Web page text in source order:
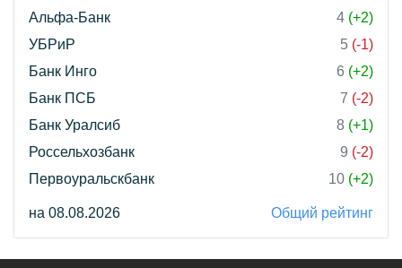
Альфа-Банк
4 (+2)
УБРиР
5 (-1)
Банк Инго
6 (+2)
Банк ПСБ
7 (-2)
Банк Уралсиб
8 (+1)
Россельхозбанк
9 (-2)
Первоуральскбанк
10 (+2)
на 08.08.2026 Общий рейтинг